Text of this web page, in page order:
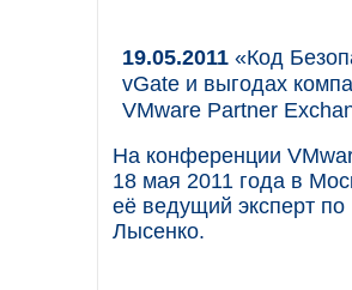
19.05.2011 «Код
vGate и выгодах
VMware Partner
На конференции
18 мая 2011 года в
её ведущий эксперт
Лысенко.